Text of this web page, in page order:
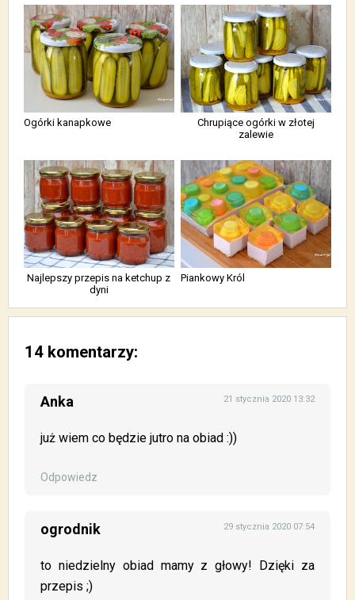
Ogórki kanapkowe
Chrupiące ogórki w złotej
zalewie
Najlepszy przepis na ketchup z
dyni
Piankowy Król
14 komentarzy:
Anka 21 stycznia 2020 13:32
już wiem co będzie jutro na obiad :))
Odpowiedz
ogrodnik 29 stycznia 2020 07:54
to niedzielny obiad mamy z głowy! Dzięki za
przepis ;)